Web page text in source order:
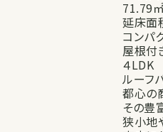
71.79
延床面
コンパ
屋根付
４LDK
ルーフ
都心の
その豊
狭小地